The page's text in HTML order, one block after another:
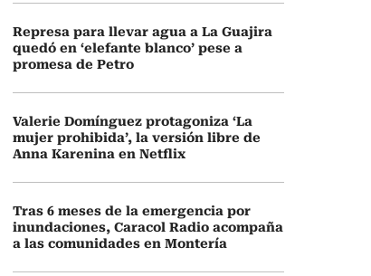
Represa para llevar agua a La Guajira
quedó en ‘elefante blanco’ pese a
promesa de Petro
Valerie Domínguez protagoniza ‘La
mujer prohibida’, la versión libre de
Anna Karenina en Netflix
Tras 6 meses de la emergencia por
inundaciones, Caracol Radio acompaña
a las comunidades en Montería